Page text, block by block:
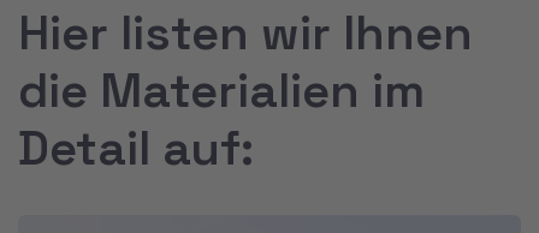
Hier listen wir Ihnen
die Materialien im
Detail auf: